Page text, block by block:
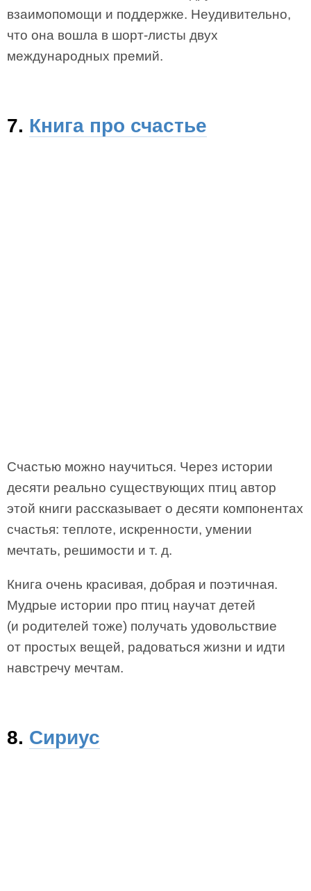
взаимопомощи и поддержке. Неудивительно,
что она вошла в шорт-листы двух
международных премий.
7. Книга про счастье
Счастью можно научиться. Через истории
десяти реально существующих птиц автор
этой книги рассказывает о десяти компонентах
счастья: теплоте, искренности, умении
мечтать, решимости и т. д.
Книга очень красивая, добрая и поэтичная.
Мудрые истории про птиц научат детей
(и родителей тоже) получать удовольствие
от простых вещей, радоваться жизни и идти
навстречу мечтам.
8. Сириус